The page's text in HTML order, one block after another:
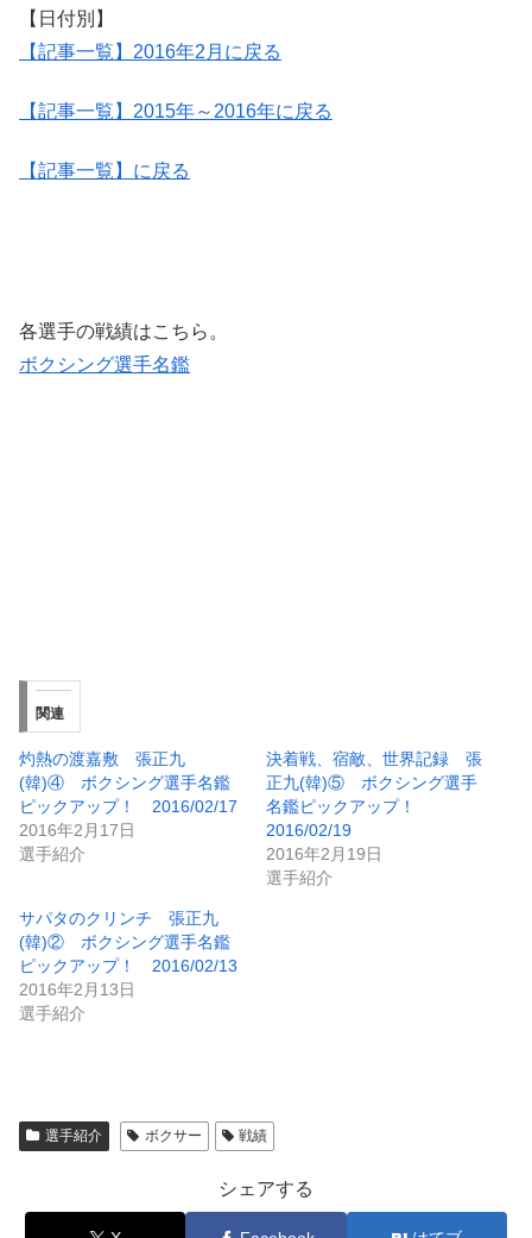
【日付別】
【記事一覧】2016年2月に戻る
【記事一覧】2015年～2016年に戻る
【記事一覧】に戻る
各選手の戦績はこちら。
ボクシング選手名鑑
関連
灼熱の渡嘉敷 張正九
(韓)④ ボクシング選手名鑑
ピックアップ！ 2016/02/17
2016年2月17日
選手紹介
決着戦、宿敵、世界記録 張
正九(韓)⑤ ボクシング選手
名鑑ピックアップ！
2016/02/19
2016年2月19日
選手紹介
サパタのクリンチ 張正九
(韓)② ボクシング選手名鑑
ピックアップ！ 2016/02/13
2016年2月13日
選手紹介
選手紹介 ボクサー 戦績
シェアする